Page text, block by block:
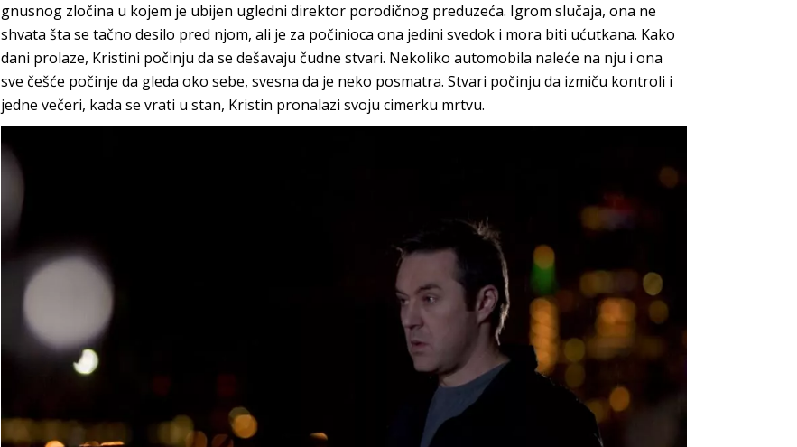
gnusnog zločina u kojem je ubijen ugledni direktor porodičnog preduzeća. Igrom slučaja, ona ne
shvata šta se tačno desilo pred njom, ali je za počinioca ona jedini svedok i mora biti ućutkana. Kako
dani prolaze, Kristini počinju da se dešavaju čudne stvari. Nekoliko automobila naleće na nju i ona
sve češće počinje da gleda oko sebe, svesna da je neko posmatra. Stvari počinju da izmiču kontroli i
jedne večeri, kada se vrati u stan, Kristin pronalazi svoju cimerku mrtvu.